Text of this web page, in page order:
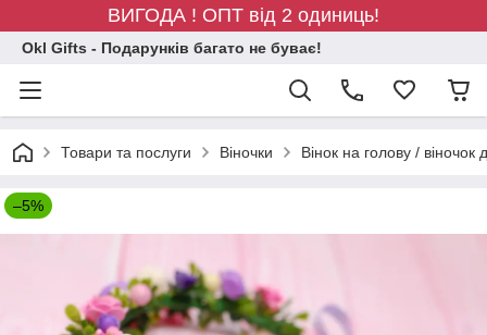
ВИГОДА ! ОПТ від 2 одиниць!
Okl Gifts - Подарунків багато не буває!
Товари та послуги Віночки Вінок на голову /
–5%